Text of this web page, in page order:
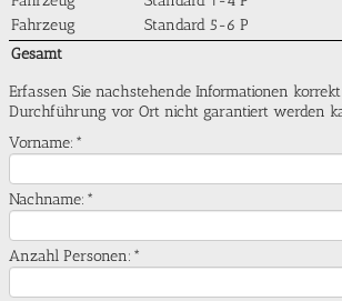
Fahrzeug
Standard 5-6 P
Gesamt
Erfassen Sie nachstehende Informationen
Durchführung vor Ort nicht garantiert werden
Vorname:*
Nachname:*
Anzahl Personen:*